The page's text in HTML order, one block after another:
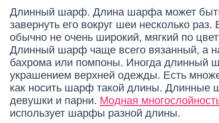
Длинный шарф. Длина шарфа может
завернуть его вокруг шеи несколько
обычно не очень широкий, мягкий по
Длинный шарф чаще всего вязанный, а
бахрома или помпоны. Иногда длинный
украшением верхней одежды. Есть
как носить шарф такой длины.
девушки и парни. Модная
использует шарфы разной длины.